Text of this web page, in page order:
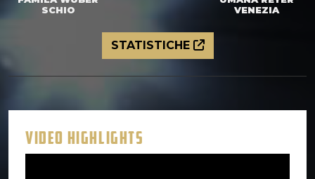
SCHIO
VENEZIA
STATISTICHE
VIDEO HIGHLIGHTS